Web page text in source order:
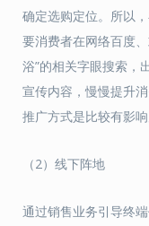
确定选购定位。所以
要消费者在网络百度
浴”的相关字眼搜索，
宣传内容，慢慢提升
推广方式是比较有影响
（2）线下阵地
通过销售业务引导终